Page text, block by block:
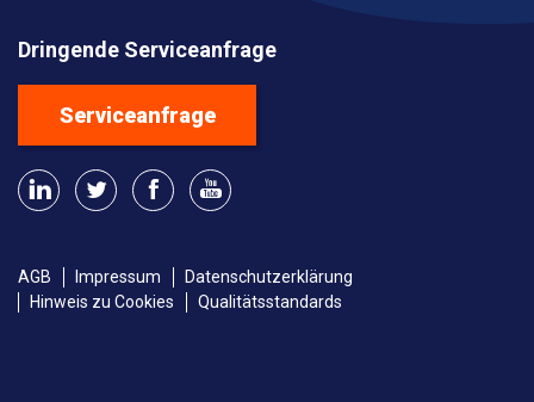
Dringende Serviceanfrage
Serviceanfrage
AGB Impressum
Datenschutzerklärung
Hinweis zu Cookies
Qualitätsstandards